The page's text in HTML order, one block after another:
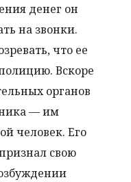
денег он
на звонки.
что ее
Вскоре
органов
— им
человек. Его
свою